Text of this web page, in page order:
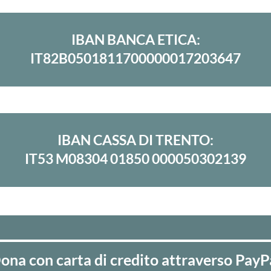
IBAN BANCA ETICA:
IT82B0501811700000017203647
IBAN CASSA DI TRENTO:
IT53 M08304 01850 000050302139
con carta di credito attraverso